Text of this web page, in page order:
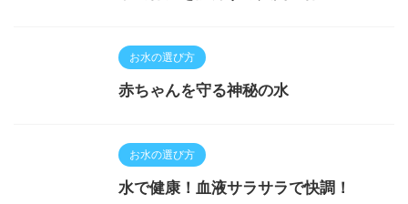
お水の選び方
赤ちゃんを守る神秘の水
お水の選び方
水で健康！血液サラサラで快調！